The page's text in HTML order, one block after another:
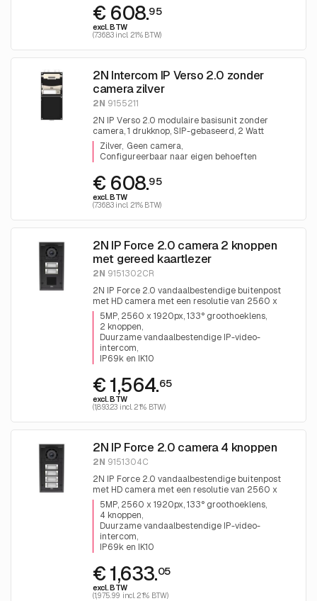
€ 608.95
excl. BTW
(736.83 incl. 21% BTW)
2N Intercom IP Verso 2.0 zonder
camera zilver
2N 9155211
2N IP Verso 2.0 modulaire basisunit zonder
camera, 1 drukknop, SIP-gebaseerd, 2 Watt
luidspreker, IP54/IK08, PoE/12 VDC.
Zilver Geen camera
Configureerbaar naar eigen behoeften
€ 608.95
excl. BTW
(736.83 incl. 21% BTW)
2N IP Force 2.0 camera 2 knoppen
met gereed kaartlezer
2N 9151302CR
2N IP Force 2.0 vandaalbestendige buitenpost
met HD camera met een resolutie van 2560 x
1920 en WDR met nachtzicht, 2 drukknoppen,
kaartlezer mogelijkheid (optioneel te bestellen), 10
Watt luidspreker, dubbele microfoon, PoE+/12 VDC.
5MP, 2560 x 1920px, 133° groothoeklens
2 knoppen
Duurzame vandaalbestendige IP-video-
intercom
IP69k en IK10
€ 1,564.65
excl. BTW
(1,893.23 incl. 21% BTW)
2N IP Force 2.0 camera 4 knoppen
2N 9151304C
2N IP Force 2.0 vandaalbestendige buitenpost
met HD camera met een resolutie van 2560 x
1920 en WDR met nachtzicht, 4 drukknoppen, 10
Watt luidspreker, dubbele microfoon, PoE+/12 VDC.
5MP, 2560 x 1920px, 133° groothoeklens
4 knoppen
Duurzame vandaalbestendige IP-video-
intercom
IP69k en IK10
€ 1,633.05
excl. BTW
(1,975.99 incl. 21% BTW)